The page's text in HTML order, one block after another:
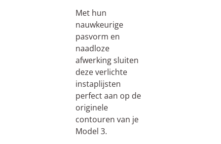
Met hun
nauwkeurige
pasvorm en
naadloze
afwerking sluiten
deze verlichte
instaplijsten
perfect aan op de
originele
contouren van je
Model 3.